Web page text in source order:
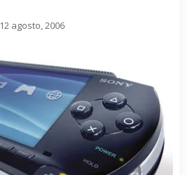
12 agosto, 2006